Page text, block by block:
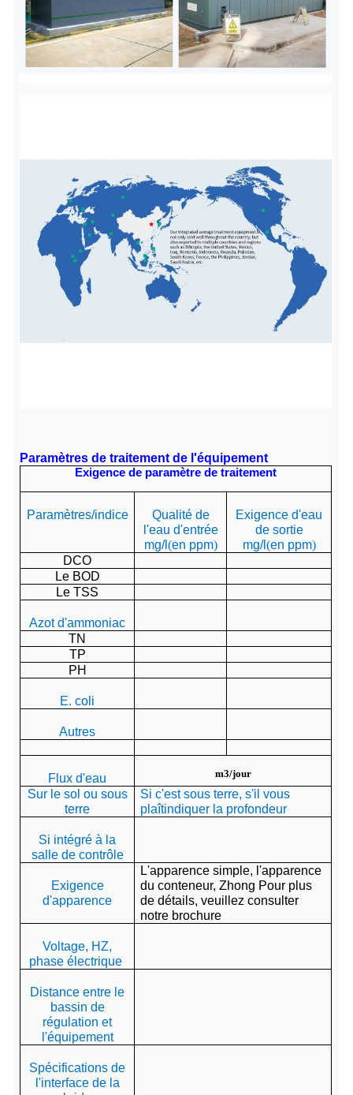
Paramètres de traitement de l'équipement
Exigence de paramètre de traitement
Paramètres/indice
Qualité de
l'eau d'entrée
mg/l(en ppm)
Exigence d'eau
de sortie
mg/l(en ppm)
DCO
Le BOD
Le TSS
Azot d'ammoniac
TN
TP
PH
E. coli
Autres
Flux d'eau m3/jour
Sur le sol ou sous
terre
Si c'est sous terre, s'il vous
plaîtindiquer la profondeur
Si intégré à la
salle de contrôle
Exigence
d'apparence
L'apparence simple, l'apparence
du conteneur, Zhong Pour plus
de détails, veuillez consulter
notre brochure
Voltage, HZ,
phase électrique
Distance entre le
bassin de
régulation et
l'équipement
Spécifications de
l'interface de la